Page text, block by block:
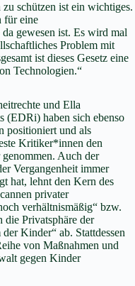
schützen ist ein wichtiges.
für eine
gewesen ist. Es wird mal
Problem mit
ist dieses Gesetz eine
Technologien.“
und Ella
(EDRi) haben sich ebenso
positioniert und als
Kritiker*innen den
Auch der
Vergangenheit immer
hat, lehnt den Kern des
privater
verhältnismäßig“ bzw.
Privatsphäre der
Kinder“ ab. Stattdessen
von Maßnahmen und
gegen Kinder